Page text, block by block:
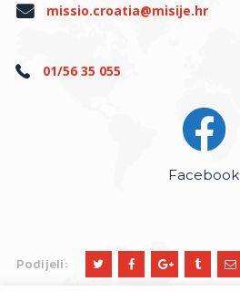
missio.croatia@misije.hr
01/56 35 055
Facebook
Podijeli: